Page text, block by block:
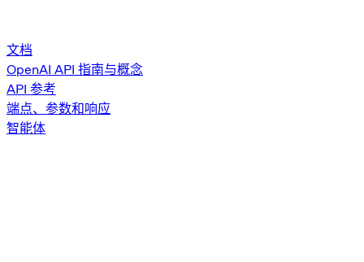
文档
OpenAI API 指南与概念
API 参考
端点、参数和响应
智能体